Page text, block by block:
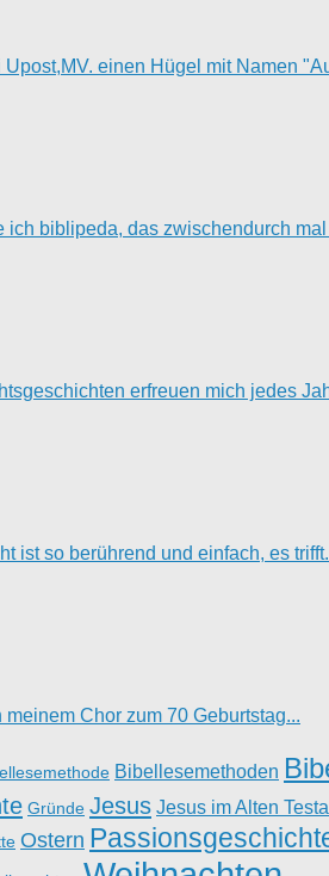
einen Hügel mit Namen
ich biblipeda, das zwischendurch
erfreuen mich jedes
ist so berührend und einfach, es
Chor zum 70 Geburtstag...
Bibellesemethoden
Gründe Jesus Jesus im Alten
Ostern